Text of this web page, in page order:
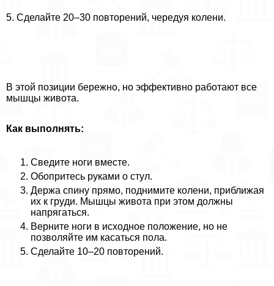
5. Сделайте 20–30 повторений, чередуя колени.
В этой позиции бережно, но эффективно работают все
мышцы живота.
Как выполнять:
Сведите ноги вместе.
Обопритесь руками о стул.
Держа спину прямо, поднимите колени, приближая
их к гpyди. Мышцы живота при этом должны
напрягаться.
Верните ноги в исходное положение, но не
позволяйте им касаться пола.
Сделайте 10–20 повторений.